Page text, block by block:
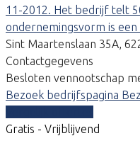
11-2012. Het bedrijf telt
ondernemingsvorm is
Sint Maartenslaan 35A,
Contactgegevens
Besloten vennootschap
Bezoek bedrijfspagina
Gratis - Vrijblijvend